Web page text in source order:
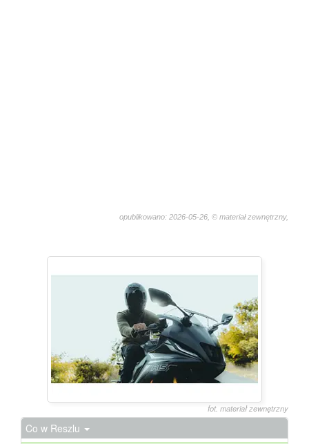
opublikowano: 2026-05-26, © materiał zewnętrzny,
fot. materiał zewnętrzny
Co w Reszlu